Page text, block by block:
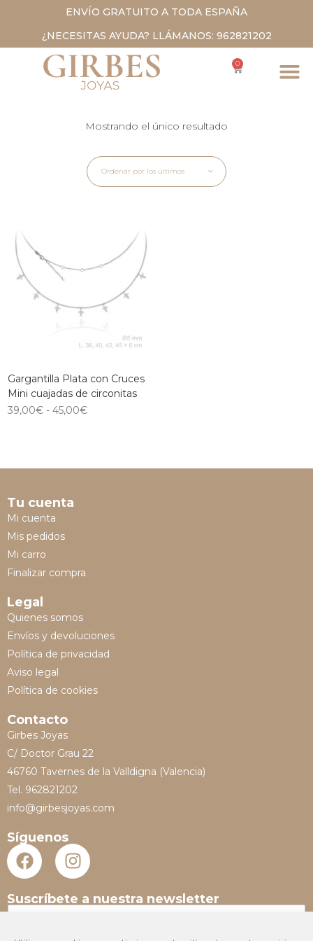
ENVÍO GRATUITO A TODA ESPAÑA
¿NECESITAS AYUDA? LLÁMANOS: 962821202
0
Mostrando el único resultado
Ordenar por los últimos
Gargantilla Plata con Cruces
Mini cuajadas de circonitas
39,00€ - 45,00€
Tu cuenta
Mi cuenta
Mis pedidos
Mi carro
Finalizar compra
Legal
Quienes somos
Envíos y devoluciones
Política de privacidad
Aviso legal
Política de cookies
Contacto
Girbes Joyas
C/ Doctor Grau 22
46760 Tavernes de la Valldigna (Valencia)
Tel. 962821202
info@girbesjoyas.com
Síguenos
Suscríbete a nuestra newsletter
N